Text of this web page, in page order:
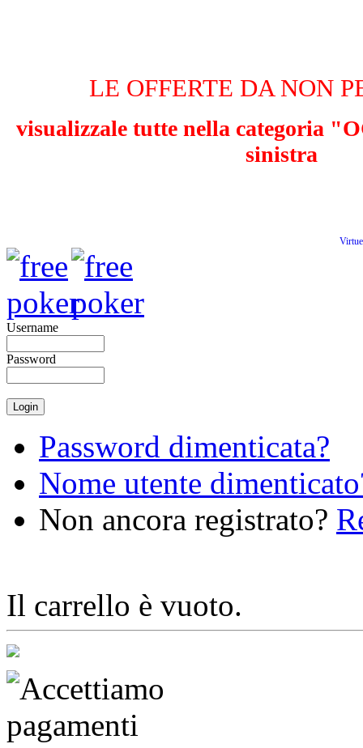
LE OFFERTE DA NON
visualizzale tutte nella categoria
sinistra
Username
Password
Password dimenticata?
Nome utente
Non ancora registrato?
Il carrello è vuoto.